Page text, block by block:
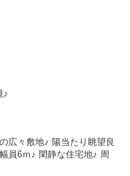
♪
広々敷地♪ 陽当たり眺望良
員6ｍ♪ 閑静な住宅地♪ 周